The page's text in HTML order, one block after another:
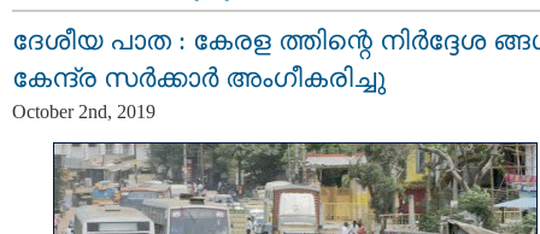
ദേശീയ പാത : കേരള ത്തിന്റെ നിര്‍ദ്ദേശ
കേന്ദ്ര സര്‍ക്കാര്‍ അംഗീകരിച്ചു
October 2nd, 2019